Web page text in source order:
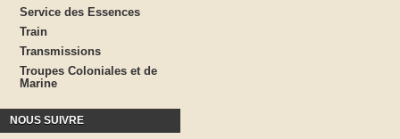
Service des Essences
Train
Transmissions
Troupes Coloniales et de
Marine
NOUS SUIVRE